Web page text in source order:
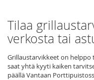
Tilaa
verkosta tai
Grillaustarvikkeet on helppo
saat yhtä kyyti kaiken
päällä Vantaan